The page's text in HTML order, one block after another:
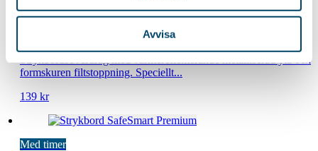
Avvisa
Överdrag Peggy Metalliserad mönstrad
Strykbordsöverdrag med värmereflekterande metalliserad yta och
formskuren filtstoppning. Speciellt...
139 kr
Med timer